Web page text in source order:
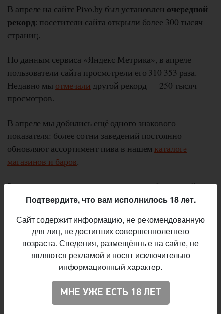
В апреле на сайте Pivo.by был установлен очередной
рекорд: посетители сайта открыли более 300 тысяч
страниц.
По данным сервиса «Яндекс Метрика», в апреле
пользователи сайта просмотрели его 310 353 раза.
Недавно мы отмечали другой рекорд — 250 тысяч
просмотров.
В апреле мы добились ещё одного знакового
показателя: более сотни заведений постоянно
обновляют ассортимент пива в нашем каталоге
магазинов и баров.
За последние месяцы мы сделали ряд обновлений на
сайте и в каталоге. В числе прочего, у пользователей
магазины в избранное, видеть, в каких заведениях и
когда появятся новые сорта, а также видеть рейтинг
пива в Untappd.
Вячеслав Радионов
Подтвердите, что вам исполнилось 18 лет.
Сайт содержит информацию, не рекомендованную
для лиц, не достигших совершеннолетнего
возраста. Сведения, размещённые на сайте, не
являются рекламой и носят исключительно
информационный характер.
МНЕ УЖЕ ЕСТЬ 18 ЛЕТ